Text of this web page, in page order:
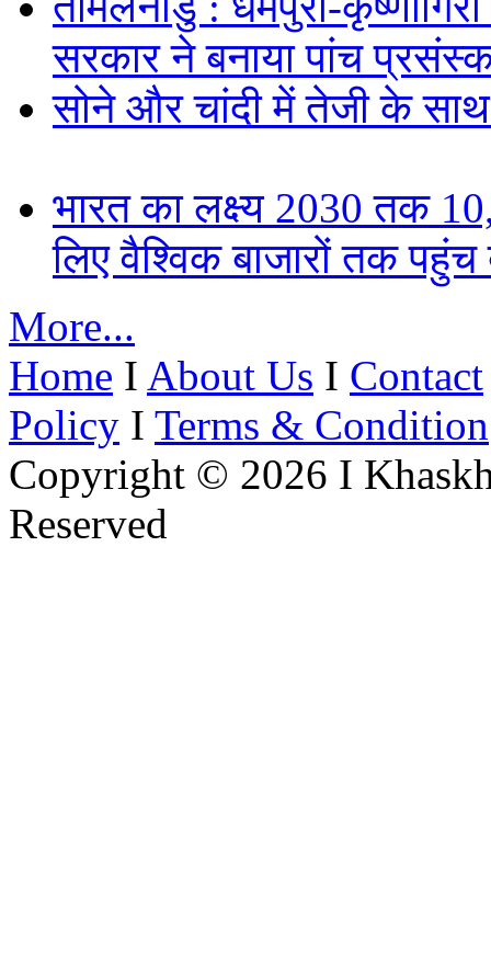
सरकार ने बनाया पांच
सोने और चांदी में तेजी के
भारत का लक्ष्य 2030 तक
लिए वैश्विक बाजारों तक पहुंच
More...
Home I About Us I Contact
Policy I Terms & Condition
Copyright © 2026 I
Reserved